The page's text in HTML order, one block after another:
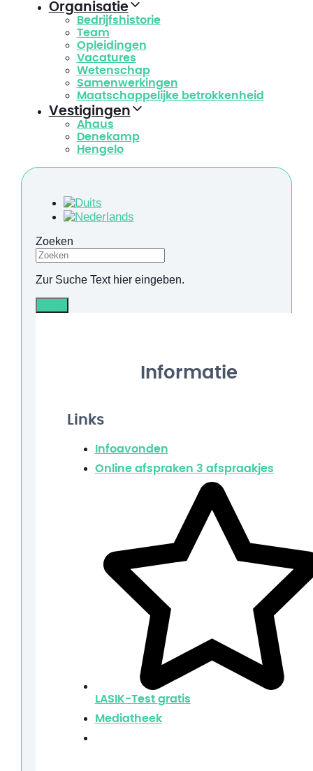
Organisatie
Bedrijfshistorie
Team
Opleidingen
Vacatures
Wetenschap
Samenwerkingen
Maatschappelijke betrokkenheid
Vestigingen
Ahaus
Denekamp
Hengelo
Zoeken
Zur Suche Text hier eingeben.
Informatie
Links
Infoavonden
Online afspraken 3 afspraakjes
LASIK-Test gratis
Mediatheek